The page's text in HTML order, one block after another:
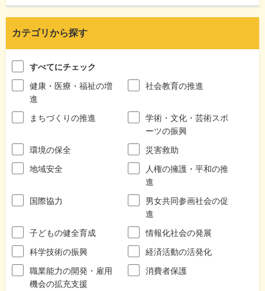
カテゴリから探す
すべてにチェック
健康・医療・福祉の増
進
社会教育の推進
まちづくりの推進
学術・文化・芸術スポ
ーツの振興
環境の保全
災害救助
地域安全
人権の擁護・平和の推
進
国際協力
男女共同参画社会の促
進
子どもの健全育成
情報化社会の発展
科学技術の振興
経済活動の活発化
職業能力の開発・雇用
機会の拡充支援
消費者保護